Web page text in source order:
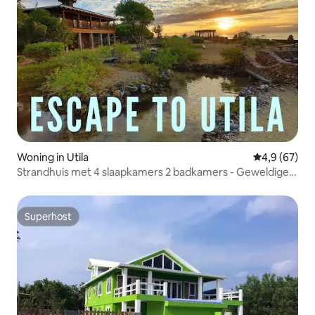
Woning in Utila Gemiddelde
4,9 (67)
Strandhuis met 4 slaapkamers 2 badkamers - Geweldige
Superhost
Superhost